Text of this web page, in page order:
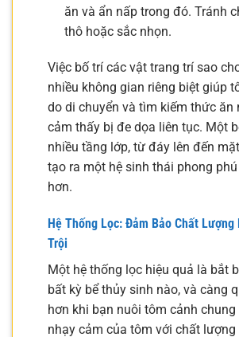
ăn và ẩn nấp trong đó. Tránh
thô hoặc sắc nhọn.
Việc bố trí các vật trang trí sao
nhiều không gian riêng biệt giúp
do di chuyển và tìm kiếm thức ăn
cảm thấy bị đe dọa liên tục. Một
nhiều tầng lớp, từ đáy lên đến
tạo ra một hệ sinh thái phong
hơn.
Hệ Thống Lọc: Đảm Bảo Chất
Trội
Một hệ thống lọc hiệu quả là bắt
bất kỳ bể thủy sinh nào, và càng
hơn khi bạn nuôi tôm cảnh
nhạy cảm của tôm với chất lượng